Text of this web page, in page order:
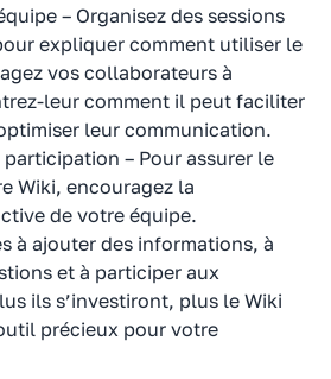
– Organisez des sessions
expliquer comment utiliser le
vos collaborateurs à
leur comment il peut faciliter
leur communication.
– Pour assurer le
Wiki, encouragez la
de votre équipe.
à ajouter des informations, à
et à participer aux
ils s’investiront, plus le Wiki
précieux pour votre